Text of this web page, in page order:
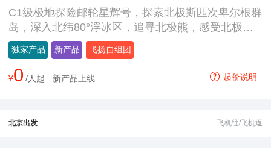
C1级极地探险邮轮星辉号，探索北极斯匹次卑尔根群
岛，深入北纬80°浮冰区，追寻北极熊，感受北极极
昼
独家产品 新产品 飞扬自组团
¥0 /人起 新产品上线 起价说明
北京出发 飞机往/飞机返